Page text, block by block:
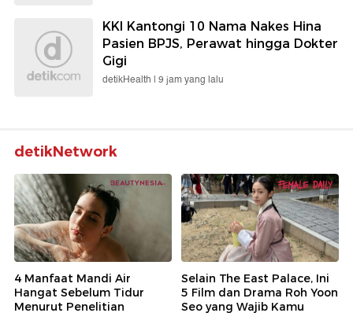
KKI Kantongi 10 Nama Nakes Hina
Pasien BPJS, Perawat hingga Dokter
Gigi
detikHealth | 9 jam yang lalu
detikNetwork
4 Manfaat Mandi Air
Hangat Sebelum Tidur
Menurut Penelitian
Selain The East Palace, Ini
5 Film dan Drama Roh Yoon
Seo yang Wajib Kamu